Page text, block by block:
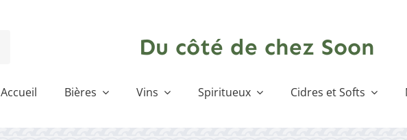
Du côté de chez Soon
Accueil Bières Vins Spiritueux Cidres et Softs